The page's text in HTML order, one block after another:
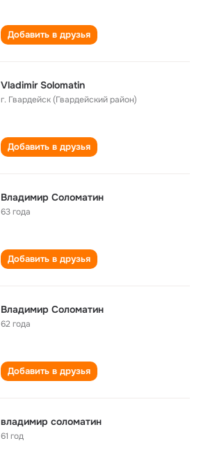
Добавить в друзья
Vladimir Solomatin
г. Гвардейск (Гвардейский район)
Добавить в друзья
Владимир Соломатин
63 года
Добавить в друзья
Владимир Соломатин
62 года
Добавить в друзья
владимир соломатин
61 год